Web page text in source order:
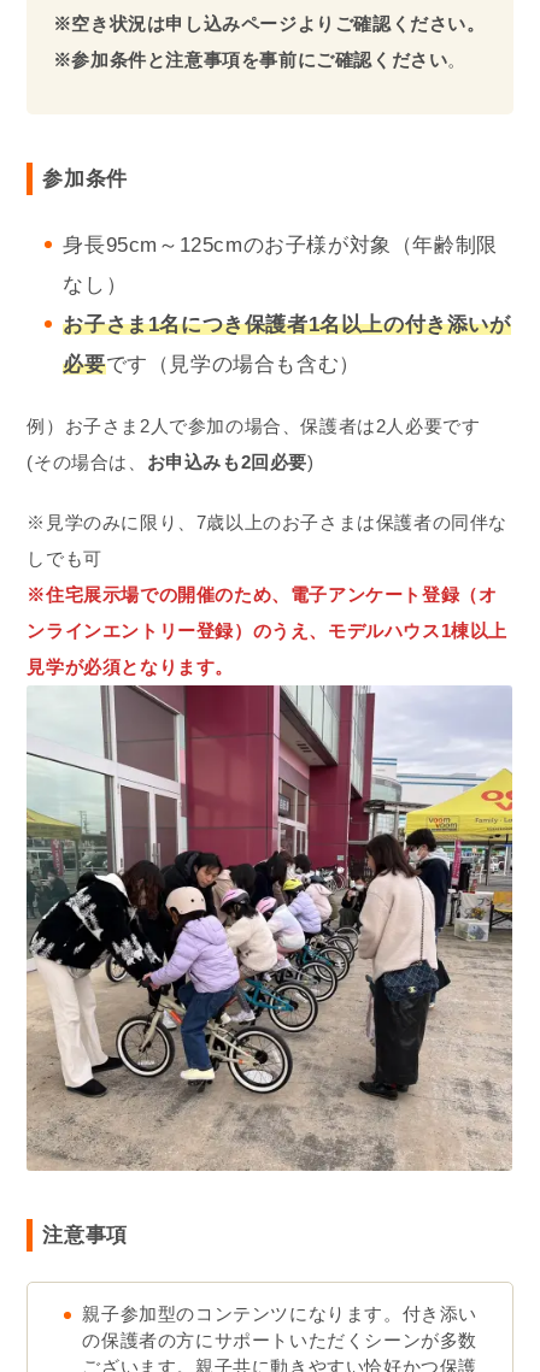
※空き状況は申し込みページよりご確認ください。
※参加条件と注意事項を事前にご確認ください。
参加条件
身長95cm～125cmのお子様が対象（年齢制限
なし）
お子さま1名につき保護者1名以上の付き添いが
必要です（見学の場合も含む）
例）お子さま2人で参加の場合、保護者は2人必要です
(その場合は、 お申込みも2回必要)
※見学のみに限り、7歳以上のお子さまは保護者の同伴な
しでも可
※住宅展示場での開催のため、電子アンケート登録（オ
ンラインエントリー登録）のうえ、モデルハウス1棟以上
見学が必須となります。
注意事項
親子参加型のコンテンツになります。付き添い
の保護者の方にサポートいただくシーンが多数
ございます。親子共に動きやすい恰好かつ保護